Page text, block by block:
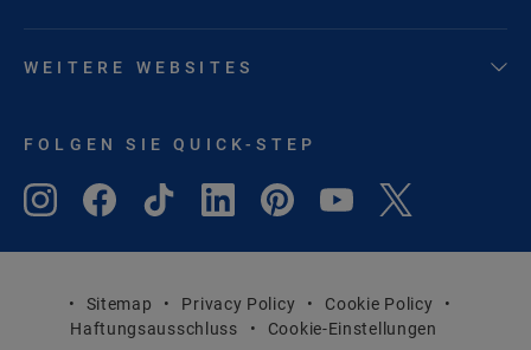
WEITERE WEBSITES
FOLGEN SIE QUICK-STEP
Sitemap Privacy Policy
Cookie Policy
Haftungsausschluss
Cookie-Einstellungen